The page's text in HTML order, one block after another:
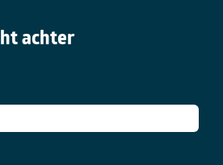
achter